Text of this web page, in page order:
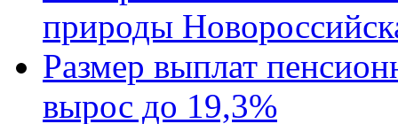
природы
Размер выплат
вырос до 19,3%